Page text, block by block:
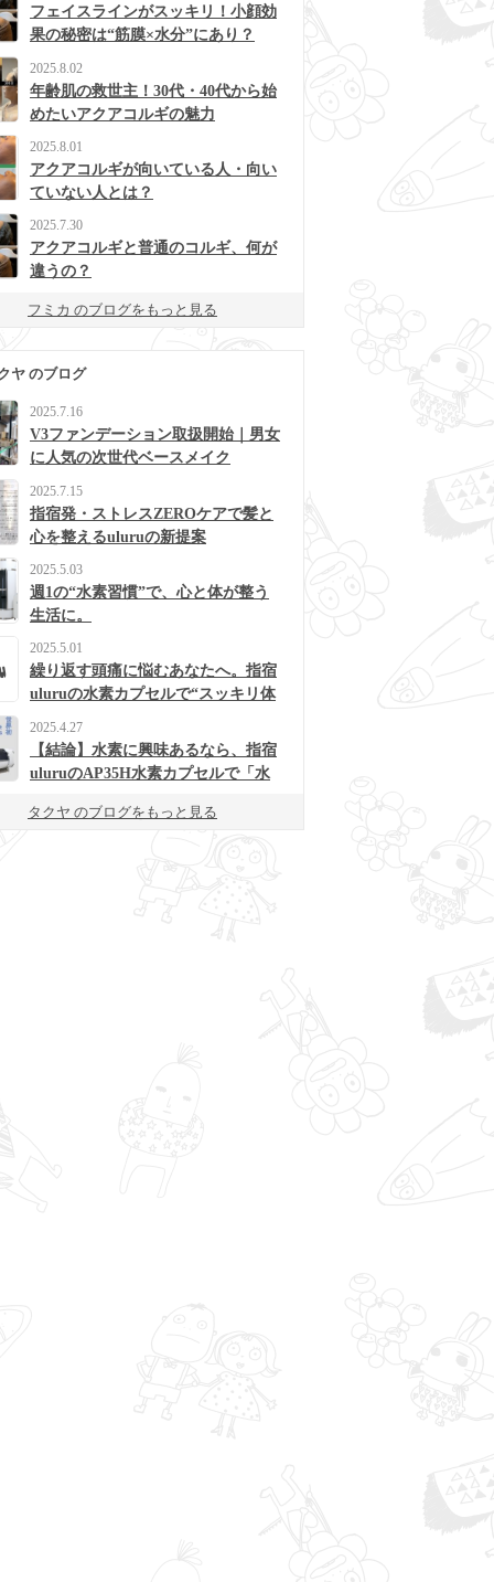
フェイスラインがスッキリ！小顔効
果の秘密は“筋膜×水分”にあり？
2025.8.02
年齢肌の救世主！30代・40代から始
めたいアクアコルギの魅力
2025.8.01
アクアコルギが向いている人・向い
ていない人とは？
2025.7.30
アクアコルギと普通のコルギ、何が
違うの？
フミカ のブログをもっと見る
ヤ のブログ
2025.7.16
V3ファンデーション取扱開始｜男女
に人気の次世代ベースメイク
2025.7.15
指宿発・ストレスZEROケアで髪と
心を整えるuluruの新提案
2025.5.03
週1の“水素習慣”で、心と体が整う
生活に。
2025.5.01
繰り返す頭痛に悩むあなたへ。指宿
uluruの水素カプセルで“スッキリ体
2025.4.27
【結論】水素に興味あるなら、指宿
uluruのAP35H水素カプセルで「水
タクヤ のブログをもっと見る